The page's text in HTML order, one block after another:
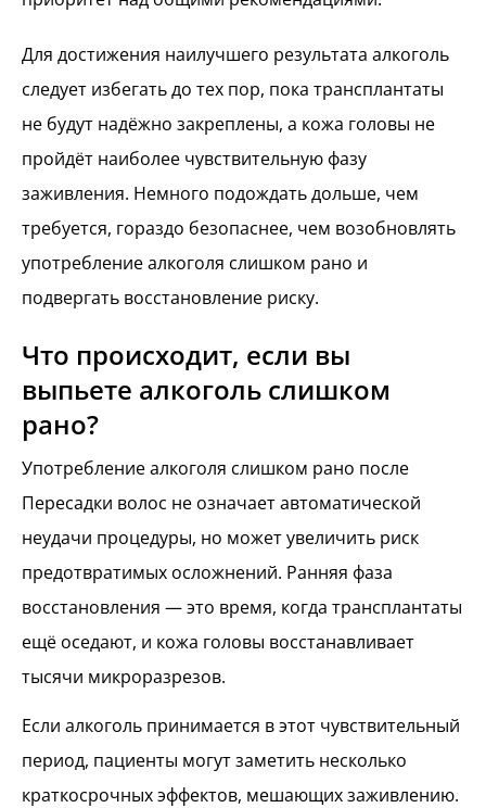
Для достижения наилучшего результата алкоголь
следует избегать до тех пор, пока трансплантаты
не будут надёжно закреплены, а кожа головы не
пройдёт наиболее чувствительную фазу
заживления. Немного подождать дольше, чем
требуется, гораздо безопаснее, чем возобновлять
употребление алкоголя слишком рано и
подвергать восстановление риску.
Что происходит, если вы
выпьете алкоголь слишком
рано?
Употребление алкоголя слишком рано после
Пересадки волос не означает автоматической
неудачи процедуры, но может увеличить риск
предотвратимых осложнений. Ранняя фаза
восстановления — это время, когда трансплантаты
ещё оседают, и кожа головы восстанавливает
тысячи микроразрезов.
Если алкоголь принимается в этот чувствительный
период, пациенты могут заметить несколько
краткосрочных эффектов, мешающих заживлению.